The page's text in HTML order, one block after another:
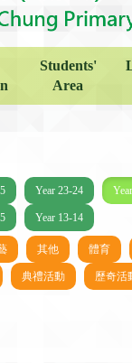
Students'
Area
Year 23-24
Year 13-14
其他 體育
典禮活動 歷奇活